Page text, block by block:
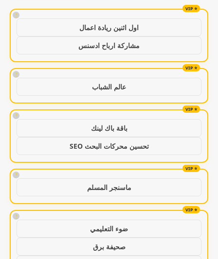
!
اول اثنين ريادة اعمال
مشاركة ارباح ادسنس
!
عالم الشباب
!
باقة باك لينك
تحسين محركات البحث SEO
!
ماسنجر المسلم
!
ضوء التعليمي
صحيفة برق